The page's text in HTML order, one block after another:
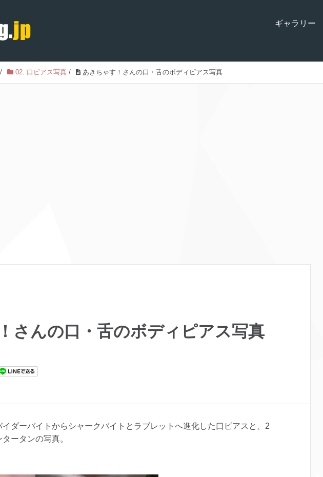
ギャラリー
/ 02. 口ピアス写真 / あきちゃす！さんの口・舌のボディピアス写真
さんの口・舌のボディピアス写真
ダーバイトからシャークバイトとラブレットへ進化した口ピアスと、2
ータンの写真。